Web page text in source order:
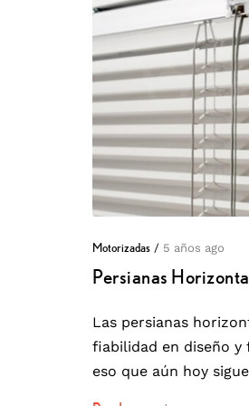
Motorizadas / 5 años ago
Persianas
Las persianas
fiabilidad en diseño
eso que aún hoy